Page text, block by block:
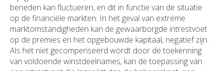
beneden kan fluctueren, en dit in functie van de situatie
op de financiële markten. In het geval van extreme
marktomstandigheden kan de gewaarborgde intrestvoet
op de premies en het opgebouwde kapitaal, negatief zijn.
Als het niet gecompenseerd wordt door de toekenning
van voldoende winstdeelnames, kan de toepassing van